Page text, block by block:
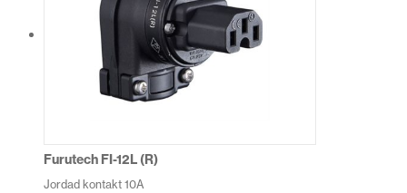
Furutech FI-12L (R)
Jordad kontakt 10A